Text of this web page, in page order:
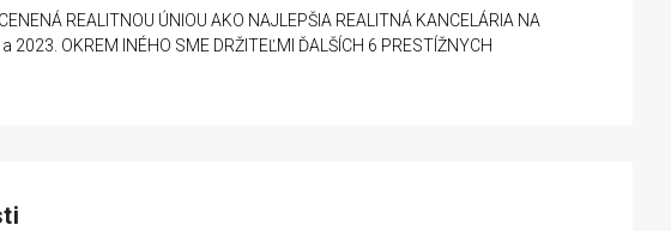
REALITNOU ÚNIOU AKO NAJLEPŠIA REALITNÁ KANCELÁRIA NA
2023. OKREM INÉHO SME DRŽITEĽMI ĎALŠÍCH 6 PRESTÍŽNYCH